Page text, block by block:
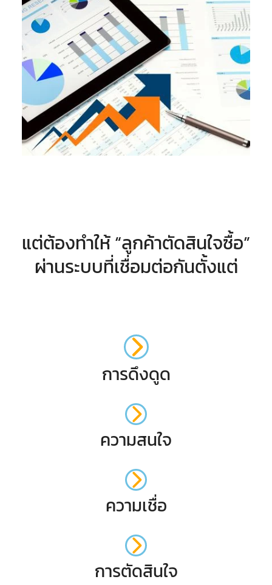
แต่ต้องทำให้ “ลูกค้าตัดสินใจซื้อ”
ผ่านระบบที่เชื่อมต่อกันตั้งแต่
การดึงดูด
ความสนใจ
ความเชื่อ
การตัดสินใจ